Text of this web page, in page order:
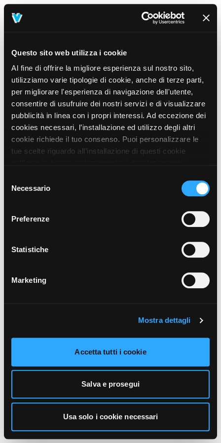
Questo sito web utilizza i cookie
Al fine di offrire la migliore esperienza sul nostro sito,
utilizziamo varie tipologie di cookie, anche di terze parti,
per migliorare l'esperienza di navigazione dell'utente,
consentire di usufruire dei nostri servizi e di visualizzare
pubblicità in linea con i propri interessi. Ad eccezione dei
cookies necessari, l’installazione ed utilizzo degli altri
cookie richiede il tuo consenso. Puoi personalizzare le
tue scelte riguardo all’installazione di questi cookie
prosegui” o decidere di accettare tutti i cookie, cliccando
sul pulsante “Accetta tutti i cookie”. Cliccando sul tasto
unicamente i cookie necessari alla navigazione. Per
funzionamento, puoi prendere visione dell’informativa
cliccando qui.
delNecessario
Preferenze
Statistiche
Marketing
Mostra dettagli
Accetta tutti i cookie
Salva e prosegui
Usa solo i cookie necessari
404